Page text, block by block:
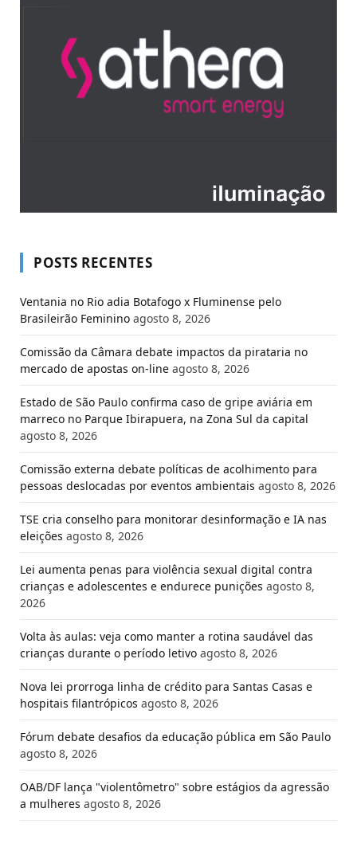
POSTS RECENTES
Ventania no Rio adia Botafogo x Fluminense pelo
Brasileirão Feminino agosto 8, 2026
Comissão da Câmara debate impactos da pirataria no
mercado de apostas on-line agosto 8, 2026
Estado de São Paulo confirma caso de gripe aviária em
marreco no Parque Ibirapuera, na Zona Sul da capital
agosto 8, 2026
Comissão externa debate políticas de acolhimento para
pessoas deslocadas por eventos ambientais agosto 8, 2026
TSE cria conselho para monitorar desinformação e IA nas
eleições agosto 8, 2026
Lei aumenta penas para violência sexual digital contra
crianças e adolescentes e endurece punições agosto 8,
2026
Volta às aulas: veja como manter a rotina saudável das
crianças durante o período letivo agosto 8, 2026
Nova lei prorroga linha de crédito para Santas Casas e
hospitais filantrópicos agosto 8, 2026
Fórum debate desafios da educação pública em São Paulo
agosto 8, 2026
OAB/DF lança "violentômetro" sobre estágios da agressão
a mulheres agosto 8, 2026